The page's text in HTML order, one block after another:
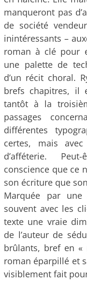
manqueront pas
de société
inintéressants –
roman à clé pour
une palette de
d’un récit choral.
brefs chapitres, il
tantôt à la
passages
différentes
certes, mais
d’afféterie.
conscience que ce
son écriture que
Marquée par
souvent avec les
texte une vraie
de l’auteur de
brûlants, bref en
roman éparpillé et
visiblement fait